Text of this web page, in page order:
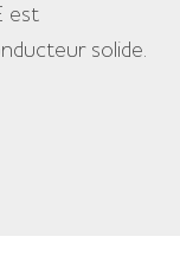
est
solide.